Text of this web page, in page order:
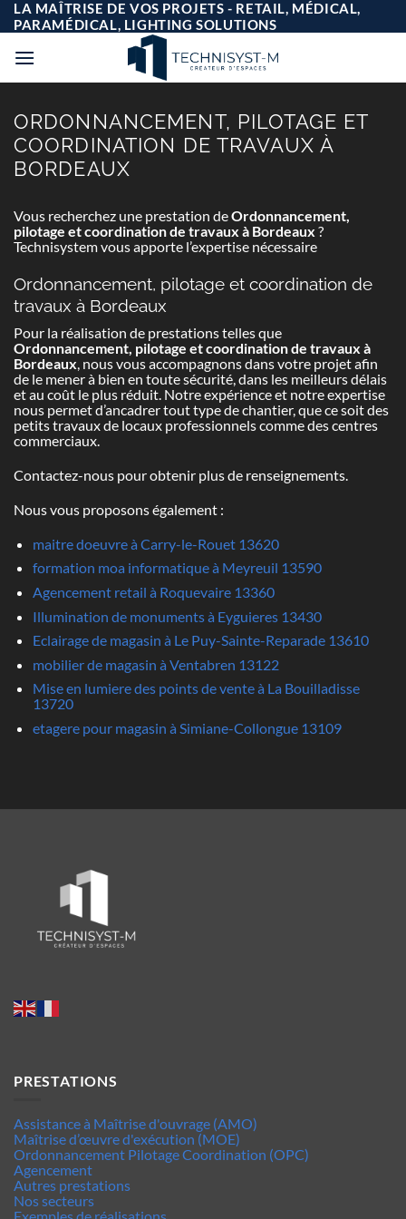
Passer
au
contenu
LA MAÎTRISE DE VOS PROJETS - RETAIL, MÉDICAL,
PARAMÉDICAL, LIGHTING SOLUTIONS
ORDONNANCEMENT, PILOTAGE ET
COORDINATION DE TRAVAUX À
BORDEAUX
Vous recherchez une prestation deOrdonnancement,
pilotage et coordination de travaux à Bordeaux ?
Technisystem vous apporte l’expertise nécessaire
Ordonnancement, pilotage et coordination de
travaux à Bordeaux
Pour la réalisation de prestations telles que
Ordonnancement, pilotage et coordination de travaux à
Bordeaux, nous vous accompagnons dans votre projet afin
de le mener à bien en toute sécurité, dans les meilleurs délais
et au coût le plus réduit. Notre expérience et notre expertise
nous permet d’ancadrer tout type de chantier, que ce soit des
petits travaux de locaux professionnels comme des centres
commerciaux.
Contactez-nous pour obtenir plus de renseignements.
Nous vous proposons également :
maitre doeuvre à Carry-le-Rouet 13620
formation moa informatique à Meyreuil 13590
Agencement retail à Roquevaire 13360
Illumination de monuments à Eyguieres 13430
Eclairage de magasin à Le Puy-Sainte-Reparade 13610
mobilier de magasin à Ventabren 13122
Mise en lumiere des points de vente à La Bouilladisse
13720
etagere pour magasin à Simiane-Collongue 13109
PRESTATIONS
Assistance à Maîtrise d'ouvrage (AMO)
Maîtrise d’œuvre d'exécution (MOE)
Ordonnancement Pilotage Coordination (OPC)
Agencement
Autres prestations
Nos secteurs